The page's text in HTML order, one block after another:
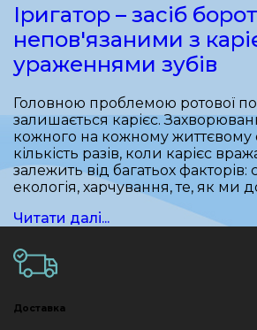
Іригатор – засіб
непов'язаними з
ураженнями зубів
Головною проблемою ротової
залишається карієс.
кожного на кожному життєвому
кількість разів, коли карієс
залежить від багатьох факторів:
екологія, харчування, те, як ми
Читати далі...
Доставка